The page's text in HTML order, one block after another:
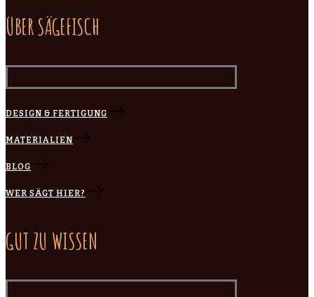
ÜBER SÄGEFISCH
DESIGN & FERTIGUNG
MATERIALIEN
BLOG
WER SÄGT HIER?
GUT ZU WISSEN